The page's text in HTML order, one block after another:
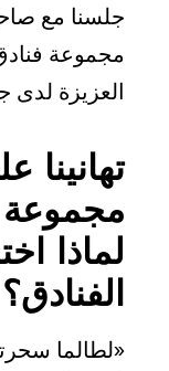
جلسنا مع
العزيزة لدى
تهانينا
لماذا
الفنادق؟
«لطالما